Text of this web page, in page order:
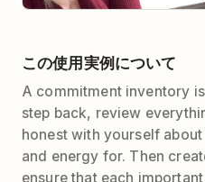
この使用実例について
A commitment inventory
step back, review
honest with yourself
and energy for. Then
ensure that each